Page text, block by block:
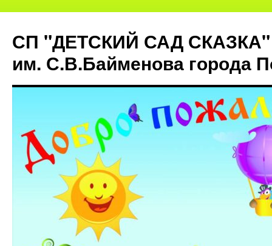
СП "ДЕТСКИЙ САД СКАЗКА"
им. С.В.Байменова города